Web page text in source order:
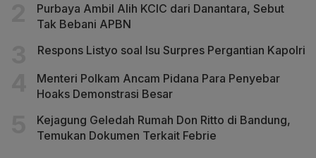
Purbaya Ambil Alih KCIC dari Danantara, Sebut
Tak Bebani APBN
Respons Listyo soal Isu Surpres Pergantian Kapolri
Menteri Polkam Ancam Pidana Para Penyebar
Hoaks Demonstrasi Besar
Kejagung Geledah Rumah Don Ritto di Bandung,
Temukan Dokumen Terkait Febrie